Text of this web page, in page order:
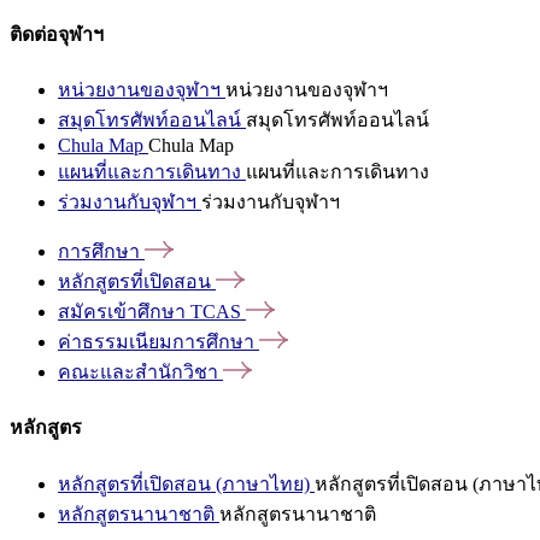
ติดต่อจุฬาฯ
หน่วยงานของจุฬาฯ หน่วยงานของจุฬาฯ
สมุดโทรศัพท์ออนไลน์ สมุดโทรศัพท์ออนไลน์
Chula Map Chula Map
แผนที่และการเดินทาง แผนที่และการเดินทาง
ร่วมงานกับจุฬาฯ ร่วมงานกับจุฬาฯ
การศึกษา
หลักสูตรที่เปิดสอน
สมัครเข้าศึกษา TCAS
ค่าธรรมเนียมการศึกษา
คณะและสำนักวิชา
หลักสูตร
หลักสูตรที่เปิดสอน (ภาษาไทย) หลักสูตรที่เปิดสอน (ภาษาไ
หลักสูตรนานาชาติ หลักสูตรนานาชาติ